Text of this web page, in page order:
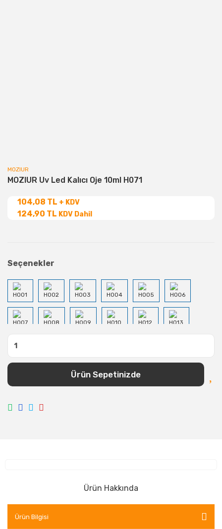
MOZIUR
MOZIUR Uv Led Kalıcı Oje 10ml H071
104,08 TL + KDV
124,90 TL KDV Dahil
Seçenekler
Ürün Sepetinizde
Ürün Hakkında
Ürün Bilgisi